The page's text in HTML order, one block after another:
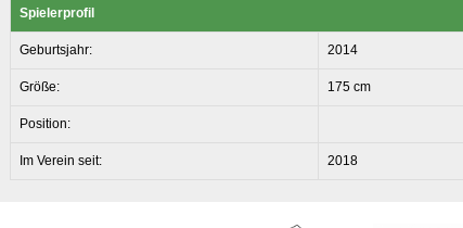
Spielerprofil
Geburtsjahr: 2014
Größe: 175 cm
Position:
Im Verein seit: 2018